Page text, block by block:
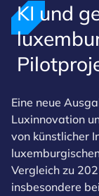
KI und
Eine neue
Luxinnovation
von künstlicher
Vergleich zu
insbesondere